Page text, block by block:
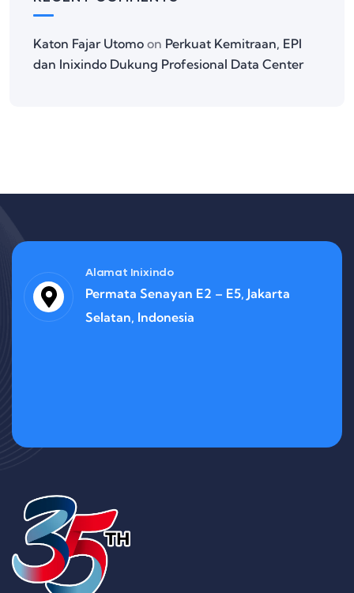
Katon Fajar Utomo on Perkuat Kemitraan, EPI
dan Inixindo Dukung Profesional Data Center
Alamat Inixindo
Permata Senayan E2 – E5, Jakarta
Selatan, Indonesia